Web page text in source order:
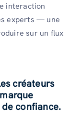
interaction
experts — une
sur un flux
créateurs
confiance.